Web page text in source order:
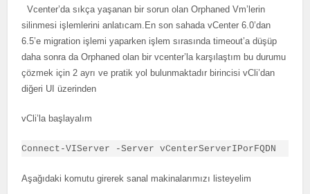
Vcenter’da sıkça yaşanan bir sorun olan Orphaned Vm’lerin
silinmesi işlemlerini anlatıcam.En son sahada vCenter 6.0’dan
6.5’e migration işlemi yaparken işlem sırasında timeout’a düşüp
daha sonra da Orphaned olan bir vcenter’la karşılaştım bu durumu
çözmek için 2 ayrı ve pratik yol bulunmaktadır birincisi vCli’dan
diğeri UI üzerinden
vCli’la başlayalım
Connect-VIServer -Server vCenterServerIPorFQDN
Aşağıdaki komutu girerek sanal makinalarımızı listeyelim